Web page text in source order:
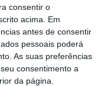
consentir o
acima. Em
antes de consentir
pessoais poderá
As suas preferências
consentimento a
da página.